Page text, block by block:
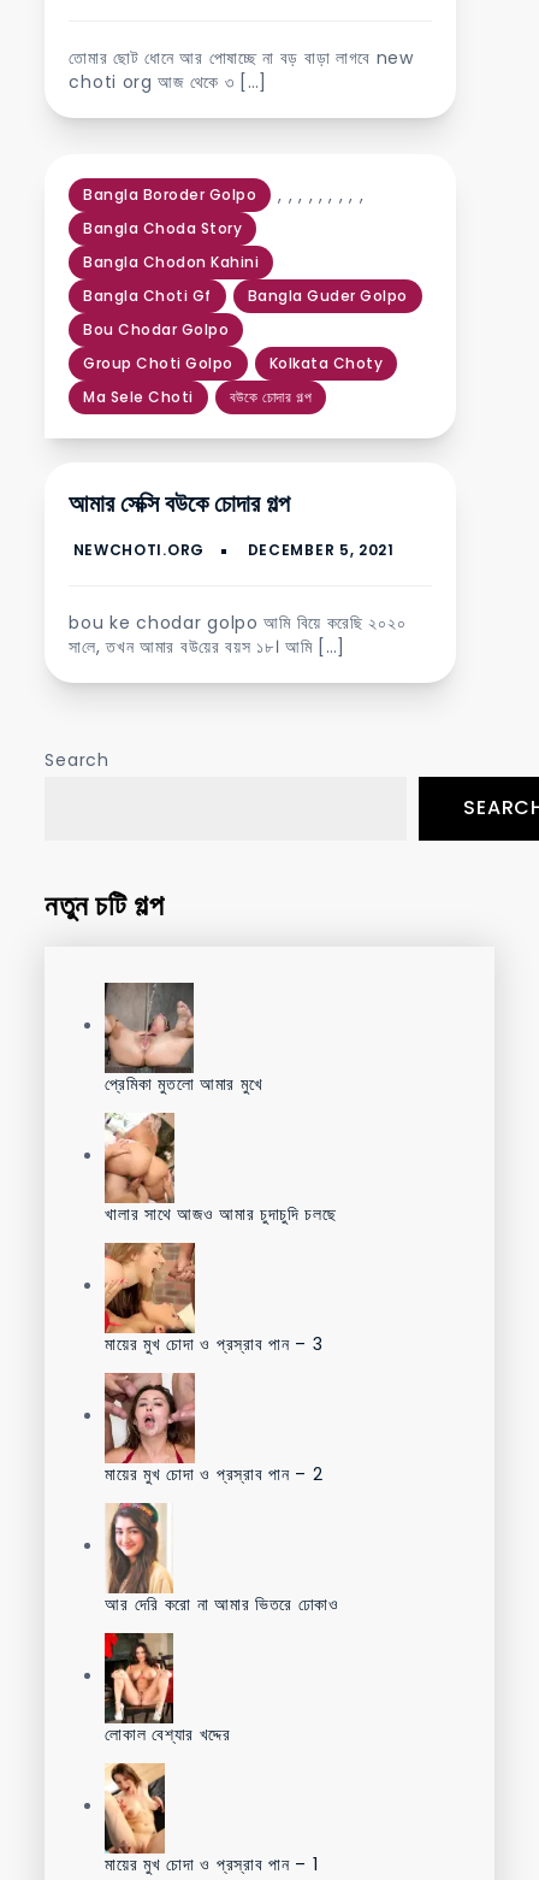
তোমার ছোট ধোনে আর পোষাচ্ছে না বড় বাড়া লাগবে new
choti org আজ থেকে ৩ […]
Bangla Boroder Golpo ,
Bangla Choda Story
,
Bangla Chodon Kahini
,
Bangla Choti Gf
,
Bangla Guder Golpo
,
Bou Chodar Golpo
,
Group Choti Golpo
,
Kolkata Choty
,
Ma Sele Choti
,
বউকে চোদার গল্প
আমার সেক্সি বউকে চোদার গল্প
bou ke chodar golpo আমি বিয়ে করেছি ২০২০
সা‌লে, তখন আমার বউ‌য়ের বয়স ১৮। আ‌মি […]
Search
নতুন চটি গল্প
প্রেমিকা মুতলো আমার মুখে
খালার সাথে আজও আমার চুদাচুদি চলছে
মায়ের মুখ চোদা ও প্রস্রাব পান – 3
মায়ের মুখ চোদা ও প্রস্রাব পান – 2
আর দেরি করো না আমার ভিতরে ঢোকাও
লোকাল বেশ্যার খদ্দের
মায়ের মুখ চোদা ও প্রস্রাব পান – 1